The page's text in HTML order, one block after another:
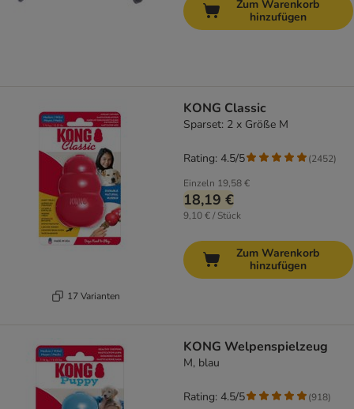
Zum Warenkorb
hinzufügen
17 Varianten
KONG Classic
Sparset: 2 x Größe M
Einzeln 19,58 €
18,19 €
9,10 € / Stück
Rating: 4.5/5 (2452)
Zum Warenkorb
hinzufügen
KONG Welpenspielzeug
M, blau
Rating: 4.5/5 (918)